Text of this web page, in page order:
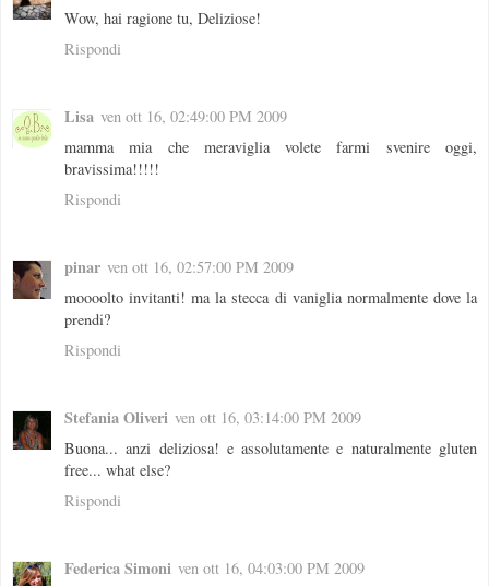
Wow, hai ragione tu, Deliziose!
Rispondi
Lisa ven ott 16, 02:49:00 PM 2009
mamma mia che meraviglia volete farmi svenire oggi,
bravissima!!!!!
Rispondi
pinar ven ott 16, 02:57:00 PM 2009
moooolto invitanti! ma la stecca di vaniglia normalmente dove la
prendi?
Rispondi
Stefania Oliveri ven ott 16, 03:14:00 PM 2009
Buona... anzi deliziosa! e assolutamente e naturalmente gluten
free... what else?
Rispondi
Federica Simoni ven ott 16, 04:03:00 PM 2009